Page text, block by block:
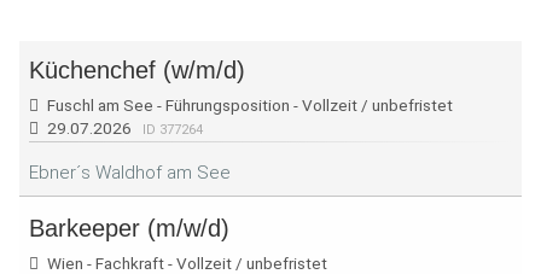
Küchenchef (w/m/d)
Fuschl am See - Führungsposition - Vollzeit / unbefristet
29.07.2026
ID 377264
Ebner´s Waldhof am See
Barkeeper (m/w/d)
Wien - Fachkraft - Vollzeit / unbefristet